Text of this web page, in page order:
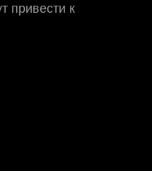
привести к